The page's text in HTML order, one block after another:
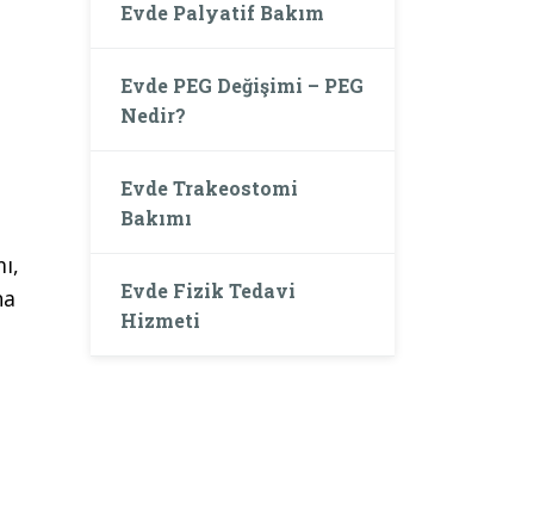
Evde Palyatif Bakım
Evde PEG Değişimi – PEG
Nedir?
Evde Trakeostomi
Bakımı
Evde Fizik Tedavi
Hizmeti